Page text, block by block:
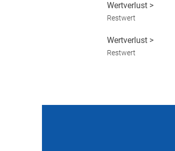
Wertverlust >
Restwert
Wertverlust >
Restwert